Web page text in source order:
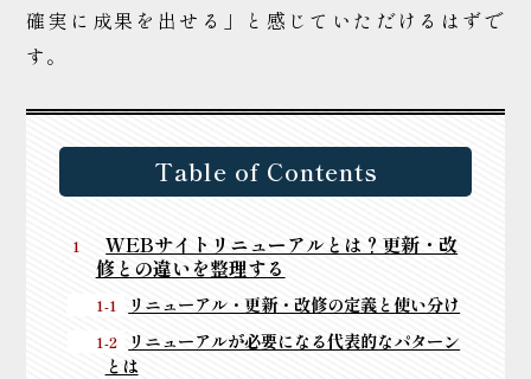
確実に成果を出せる」と感じていただけるはずで
す。
Table of Contents
WEBサイトリニューアルとは？更新・改
修との違いを整理する
リニューアル・更新・改修の定義と使い分け
リニューアルが必要になる代表的なパターン
とは